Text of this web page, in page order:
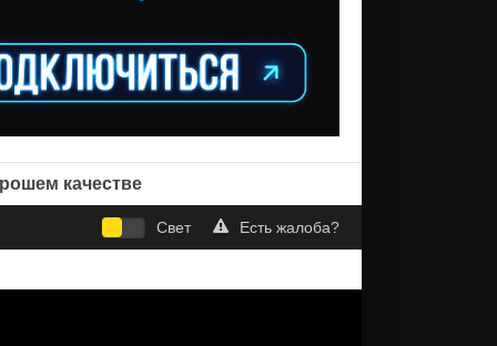
качестве
Свет Есть жалоба?